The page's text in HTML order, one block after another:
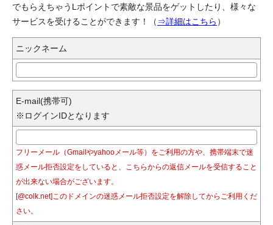
でもらえちゃうLポイントで素敵な景品をゲットしたり、様々な
サービスを受けることができます！（ ⇒詳細はこちら ）
ニックネーム
E-mail(携帯可)
※ログインIDとなります
フリーメール（Gmailやyahooメール等）をご利用の方や、携帯端末で迷
惑メール拒否設定をしていると、こちらからの返信メールを受信すること
が出来ない場合がございます。
[@colk.net]このドメインの迷惑メール拒否設定を解除してからご利用くだ
さい。